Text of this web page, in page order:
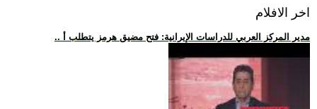
اخر الافلام
.. مدير المركز العربي للدراسات الإيرانية: فتح مضيق هرمز يتطلب أ